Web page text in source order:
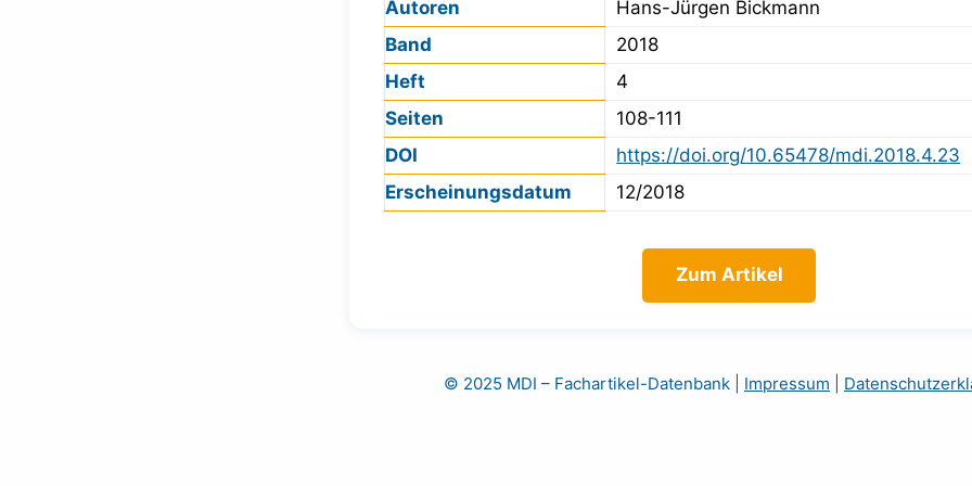
Autoren
Hans-Jürgen Bickmann
Band
2018
Heft
4
Seiten
108-111
DOI
https://doi.org/10.65478/mdi.2018.4.23
Erscheinungsdatum
12/2018
Zum Artikel
© 2025 MDI – Fachartikel-Datenbank Impressum